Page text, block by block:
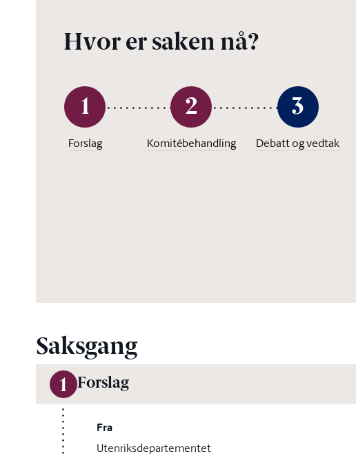
Hvor er saken nå?
1
Forslag
2
Komitébehandling
3
Debatt og vedtak
Saksgang
1 Forslag
Fra
Utenriksdepartementet